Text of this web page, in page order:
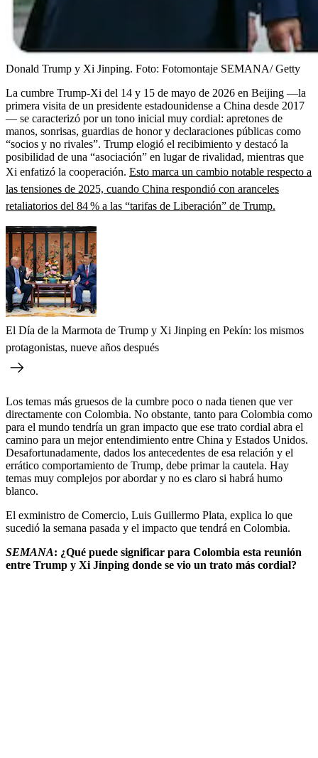
Donald Trump y Xi Jinping. Foto: Fotomontaje SEMANA/ Getty
La cumbre Trump-Xi del 14 y 15 de mayo de 2026 en Beijing —la
primera visita de un presidente estadounidense a China desde 2017
— se caracterizó por un tono inicial muy cordial: apretones de
manos, sonrisas, guardias de honor y declaraciones públicas como
“socios y no rivales”. Trump elogió el recibimiento y destacó la
posibilidad de una “asociación” en lugar de rivalidad, mientras que
Xi enfatizó la cooperación. Esto marca un cambio notable respecto a
las tensiones de 2025, cuando China respondió con aranceles
retaliatorios del 84 % a las “tarifas de Liberación” de Trump.
El Día de la Marmota de Trump y Xi Jinping en Pekín: los mismos
protagonistas, nueve años después
Los temas más gruesos de la cumbre poco o nada tienen que ver
directamente con Colombia. No obstante, tanto para Colombia como
para el mundo tendría un gran impacto que ese trato cordial abra el
camino para un mejor entendimiento entre China y Estados Unidos.
Desafortunadamente, dados los antecedentes de esa relación y el
errático comportamiento de Trump, debe primar la cautela. Hay
temas muy complejos por abordar y no es claro si habrá humo
blanco.
El exministro de Comercio, Luis Guillermo Plata, explica lo que
sucedió la semana pasada y el impacto que tendrá en Colombia.
SEMANA: ⁠¿Qué puede significar para Colombia esta reunión
entre Trump y Xi Jinping donde se vio un trato más cordial?